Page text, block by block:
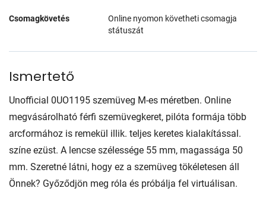
Csomagkövetés
Online nyomon követheti csomagja
státuszát
Ismertető
Unofficial 0UO1195 szemüveg M-es méretben. Online
megvásárolható férfi szemüvegkeret, pilóta formája több
arcformához is remekül illik. teljes keretes kialakítással.
színe ezüst. A lencse szélessége 55 mm, magassága 50
mm. Szeretné látni, hogy ez a szemüveg tökéletesen áll
Önnek? Győződjön meg róla és próbálja fel virtuálisan.